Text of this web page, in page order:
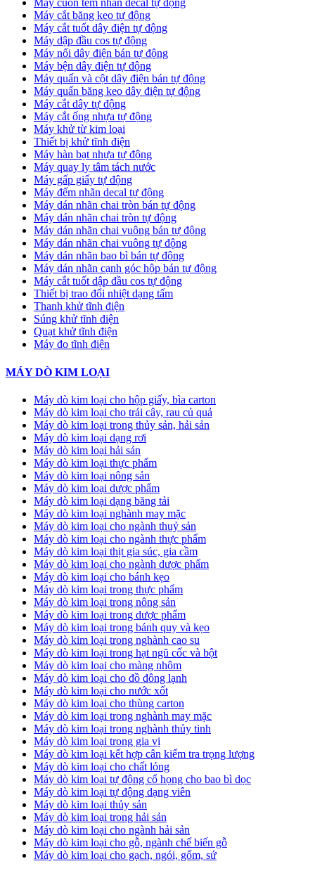
Máy cuốn tem nhãn decal tự động
Máy cắt băng keo tự động
Máy cắt tuốt dây điện tự động
Máy dập đầu cos tự động
Máy nối dây điện bán tự động
Máy bện dây điện tự động
Máy quấn và cột dây điện bán tự động
Máy quấn băng keo dây điện tự động
Máy cắt dây tự động
Máy cắt ống nhựa tự động
Máy khử từ kim loại
Thiết bị khử tĩnh điện
Máy hàn bạt nhựa tự động
Máy quay ly tâm tách nước
Máy gấp giấy tự động
Máy đếm nhãn decal tự động
Máy dán nhãn chai tròn bán tự động
Máy dán nhãn chai tròn tự động
Máy dán nhãn chai vuông bán tự động
Máy dán nhãn chai vuông tự động
Máy dán nhãn bao bì bán tự động
Máy dán nhãn cạnh góc hộp bán tự động
Máy cắt tuốt dập đầu cos tự động
Thiết bị trao đổi nhiệt dạng tấm
Thanh khử tĩnh điện
Súng khử tĩnh điện
Quạt khử tĩnh điện
Máy đo tĩnh điện
MÁY DÒ KIM LOẠI
Máy dò kim loại cho hộp giấy, bìa carton
Máy dò kim loại cho trái cây, rau củ quả
Máy dò kim loại trong thủy sản, hải sản
Máy dò kim loại dạng rơi
Máy dò kim loại hải sản
Máy dò kim loại thực phẩm
Máy dò kim loại nông sản
Máy dò kim loại dược phẩm
Máy dò kim loại dạng băng tải
Máy dò kim loại nghành may mặc
Máy dò kim loại cho ngành thuỷ sản
Máy dò kim loại cho ngành thực phẩm
Máy dò kim loại thịt gia súc, gia cầm
Máy dò kim loại cho ngành dược phẩm
Máy dò kim loại cho bánh kẹo
Máy dò kim loại trong thực phẩm
Máy dò kim loại trong nông sản
Máy dò kim loại trong dược phẩm
Máy dò kim loại trong bánh quy và kẹo
Máy dò kim loại trong nghành cao su
Máy dò kim loại trong hạt ngũ cốc và bột
Máy dò kim loại cho màng nhôm
Máy dò kim loại cho đồ đông lạnh
Máy dò kim loại cho nước xốt
Máy dò kim loại cho thùng carton
Máy dò kim loại trong nghành may mặc
Máy dò kim loại trong nghành thủy tinh
Máy dò kim loại trong gia vị
Máy dò kim loại kết hợp cân kiểm tra trọng lượng
Máy dò kim loại cho chất lỏng
Máy dò kim loại tự động cổ họng cho bao bì dọc
Máy dò kim loại tự động dạng viên
Máy dò kim loại thủy sản
Máy dò kim loại trong hải sản
Máy dò kim loại cho ngành hải sản
Máy dò kim loại cho gỗ, ngành chế biến gỗ
Máy dò kim loại cho gạch, ngói, gốm, sứ